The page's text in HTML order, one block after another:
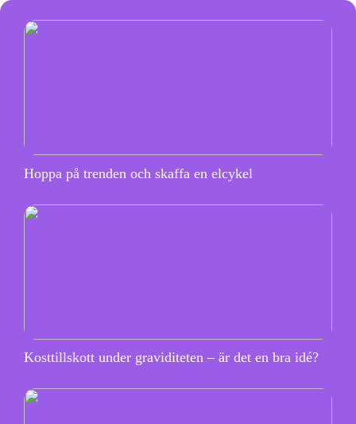
Hoppa på trenden och skaffa en elcykel
Kosttillskott under graviditeten – är det en bra idé?